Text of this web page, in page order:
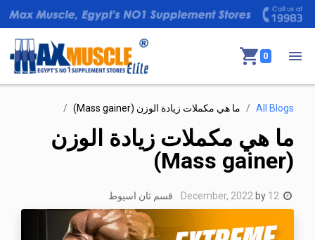
0
All Blogs ما هي مكملات زيادة الوزن (Mass gainer)
ما هي مكملات زيادة الوزن
(Mass gainer)
12 December, 2022
by قسم ثان اسيوط